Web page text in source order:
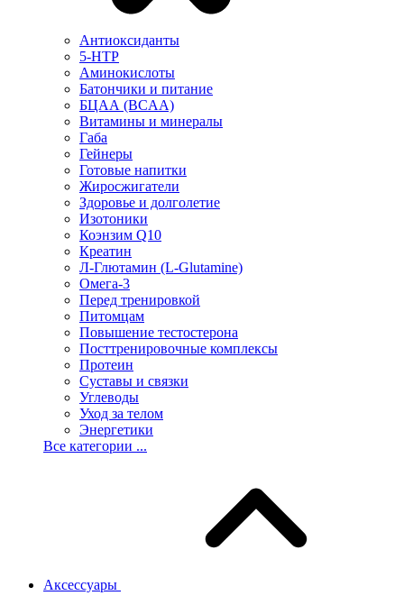
Антиоксиданты
5-HTP
Аминокислоты
Батончики и питание
БЦАА (BCAA)
Витамины и минералы
Габа
Гейнеры
Готовые напитки
Жиросжигатели
Здоровье и долголетие
Изотоники
Коэнзим Q10
Креатин
Л-Глютамин (L-Glutamine)
Омега-3
Перед тренировкой
Питомцам
Повышение тестостерона
Посттренировочные комплексы
Протеин
Суставы и связки
Углеводы
Уход за телом
Энергетики
Все категории ...
Аксессуары